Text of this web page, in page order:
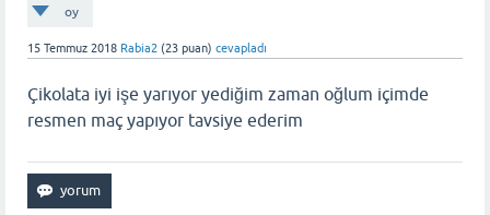
oy
15 Temmuz 2018 Rabia2 (23 puan) cevapladı
Çikolata iyi işe yarıyor yediğim zaman oğlum içimde
resmen maç yapıyor tavsiye ederim